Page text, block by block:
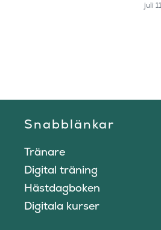
juli
Snabblänkar
Tränare
Digital träning
Hästdagboken
Digitala kurser